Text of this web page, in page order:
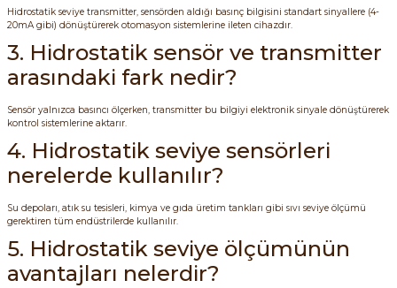
Hidrostatik seviye transmitter, sensörden aldığı basınç bilgisini standart sinyallere (4-
20mA gibi) dönüştürerek otomasyon sistemlerine ileten cihazdır.
3. Hidrostatik sensör ve transmitter
arasındaki fark nedir?
Sensör yalnızca basıncı ölçerken, transmitter bu bilgiyi elektronik sinyale dönüştürerek
kontrol sistemlerine aktarır.
4. Hidrostatik seviye sensörleri
nerelerde kullanılır?
Su depoları, atık su tesisleri, kimya ve gıda üretim tankları gibi sıvı seviye ölçümü
gerektiren tüm endüstrilerde kullanılır.
5. Hidrostatik seviye ölçümünün
avantajları nelerdir?